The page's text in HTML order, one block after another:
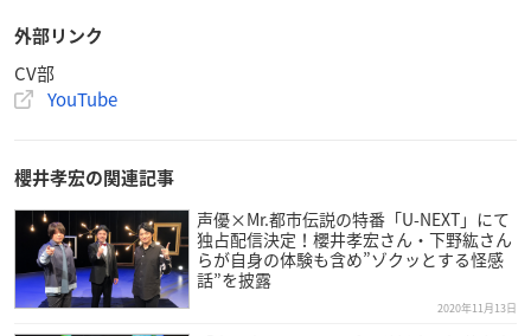
外部リンク
CV部
YouTube
櫻井孝宏の関連記事
声優×Mr.都市伝説の特番「U-NEXT」にて
独占配信決定！櫻井孝宏さん・下野紘さん
らが自身の体験も含め”ゾクッとする怪感
話”を披露
2020年11月13日